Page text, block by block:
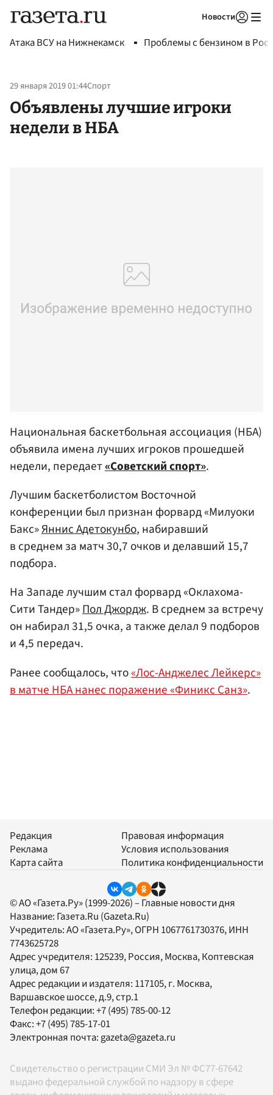
Новости
Атака ВСУ на Нижнекамск Проблемы с бензином в
29 января 2019 01:44Спорт
Объявлены лучшие игроки
недели в НБА
Национальная баскетбольная ассоциация (НБА)
объявила имена лучших игроков прошедшей
недели, передает«Советский спорт».
Лучшим баскетболистом Восточной
конференции был признан форвард «Милуоки
Бакс»Яннис Адетокунбо, набиравший
в среднем за матч 30,7 очков и делавший 15,7
подбора.
На Западе лучшим стал форвард «Оклахома-
Сити Тандер»Пол Джордж. В среднем за встречу
он набирал 31,5 очка, а также делал 9 подборов
и 4,5 передач.
Ранее сообщалось, что«Лос-Анджелес Лейкерс»
в матче НБА нанес поражение «Финикс Санз».
Редакция
Реклама
Карта сайта
Правовая информация
Условия использования
Политика конфиденциальности
© АО «Газета.Ру» (1999-2026) – Главные новости дня
Название: Газета.Ru (Gazeta.Ru)
Учредитель:АО «Газета.Ру», ОГРН 1067761730376, ИНН
7743625728
Адрес учредителя: 125239, Россия, Москва, Коптевская
улица, дом 67
Адрес редакции и издателя: 117105, г. Москва,
Варшавское шоссе, д.9, стр.1
Телефон редакции:+7 (495) 785-00-12
Факс:+7 (495) 785-17-01
Электронная почта:gazeta@gazeta.ru
Свидетельство о регистрации СМИ Эл № ФС77-67642
выдано федеральной службой по надзору в сфере